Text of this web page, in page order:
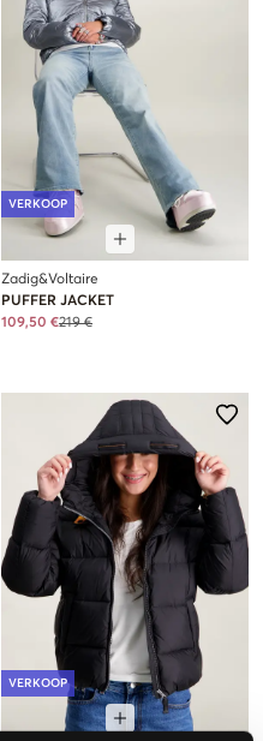
VERKOOP
Zadig&Voltaire
PUFFER JACKET
109,50 €219 €
VERKOOP